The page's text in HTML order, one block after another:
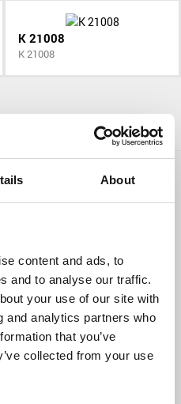
About
content and ads, to
and to analyse our traffic.
your use of our site with
and analytics partners who
that you’ve
collected from your use
K 21008
K 21008